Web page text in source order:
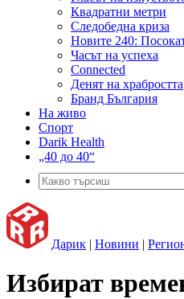
Квадратни метри
Следобедна криза
Новите 240:
Часът на успеха
Connected
Денят на храбростта
Бранд България
На живо
Спорт
Darik Health
„40 до 40“
Дарик | Новини |
Избират